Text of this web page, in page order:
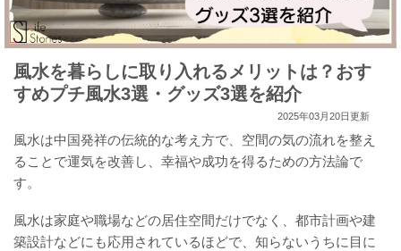
風水を暮らしに取り入れるメリットは？おす
すめプチ風水3選・グッズ3選を紹介
2025年03月20日更新
風水は中国発祥の伝統的な考え方で、空間の気の流れを整え
ることで運気を改善し、幸福や成功を得るための方法論で
す。
風水は家庭や職場などの居住空間だけでなく、都市計画や建
築設計などにも応用されているほどで、知らないうちに目に